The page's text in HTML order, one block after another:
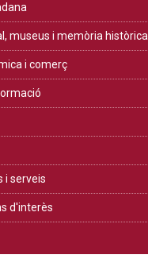
museus i memòria històrica
i comerç
i serveis
d'interès